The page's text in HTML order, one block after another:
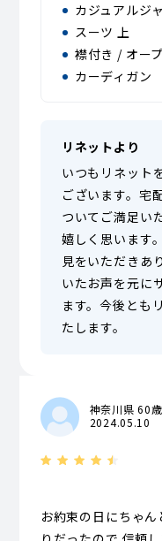
カジュアルジ
スーツ 上
襟付き / オー
カーディガン
リネットより
いつもリネット
ございます。宅
ついてご満足い
嬉しく思います
見をいただきあ
いたお声を元に
ます。今後とも
たします。
神奈川県 60
2024.05.10
お約束の日にちゃ